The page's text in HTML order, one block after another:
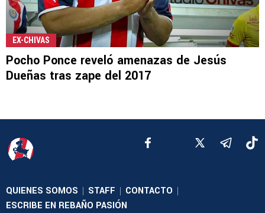
EX-CHIVAS
Pocho Ponce reveló amenazas de Jesús
Dueñas tras zape del 2017
QUIENES SOMOS STAFF CONTACTO
ESCRIBE EN REBAÑO PASIÓN